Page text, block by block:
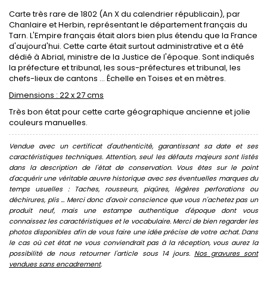
Carte très rare de 1802 (An X du calendrier républicain), par
Chanlaire et Herbin, représentant le département français du
Tarn. L'Empire français était alors bien plus étendu que la France
d'aujourd'hui. Cette carte était surtout administrative et a été
dédié à Abrial, ministre de la Justice de l'époque. Sont indiqués
la préfecture et tribunal, les sous-préfectures et tribunal, les
chefs-lieux de cantons ... Échelle en Toises et en mètres.
Dimensions : 22 x 27 cms
Très bon état pour cette carte géographique ancienne et jolie
couleurs manuelles.
Vendue avec un certificat d'authenticité, garantissant sa date et ses
caractéristiques techniques. Attention, seul les défauts majeurs sont listés
dans la description de l'état de conservation. Vous êtes sur le point
d'acquérir une véritable œuvre historique avec ses éventuelles marques du
temps usuelles : Taches, rousseurs, piqûres, légères perforations ou
déchirures, plis ... Merci donc d'avoir conscience que vous n'achetez pas un
produit neuf, mais une estampe authentique d'époque dont vous
connaissez les caractéristiques et le vocabulaire. Merci de bien regarder les
photos disponibles afin de vous faire une idée précise de votre achat. Dans
le cas où cet état ne vous conviendrait pas à la réception, vous aurez la
possibilité de nous retourner l'article sous 14 jours. Nos gravures sont
vendues sans encadrement.